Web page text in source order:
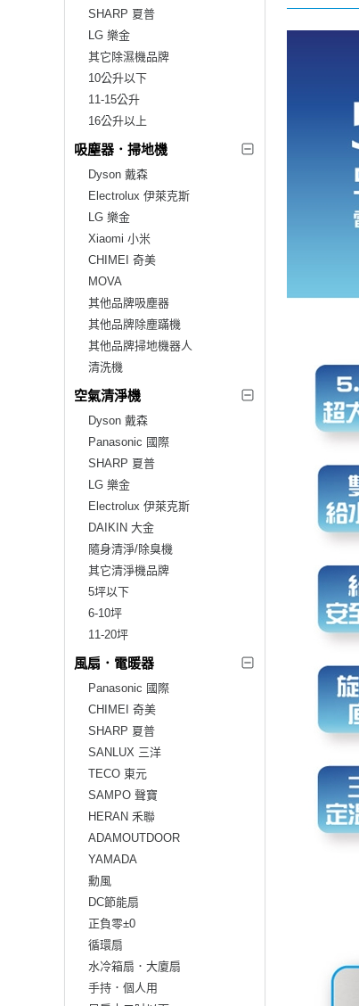
SHARP 夏普
LG 樂金
其它除濕機品牌
10公升以下
11-15公升
16公升以上
吸塵器．掃地機
Dyson 戴森
Electrolux 伊萊克斯
LG 樂金
Xiaomi 小米
CHIMEI 奇美
MOVA
其他品牌吸塵器
其他品牌除塵蹣機
其他品牌掃地機器人
清洗機
空氣清淨機
Dyson 戴森
Panasonic 國際
SHARP 夏普
LG 樂金
Electrolux 伊萊克斯
DAIKIN 大金
隨身清淨/除臭機
其它清淨機品牌
5坪以下
6-10坪
11-20坪
風扇．電暖器
Panasonic 國際
CHIMEI 奇美
SHARP 夏普
SANLUX 三洋
TECO 東元
SAMPO 聲寶
HERAN 禾聯
ADAMOUTDOOR
YAMADA
勳風
DC節能扇
正負零±0
循環扇
水冷箱扇．大廈扇
手持．個人用